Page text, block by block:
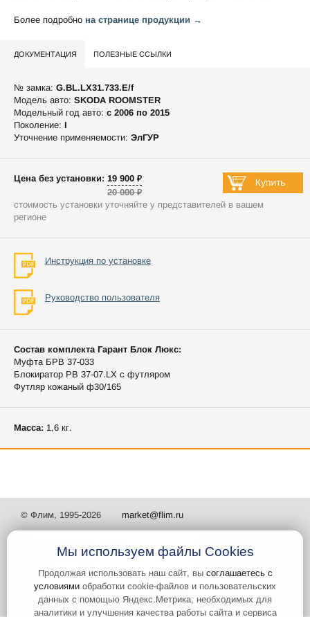
Более подробно на странице продукции →
ДОКУМЕНТАЦИЯ ПОЛЕЗНЫЕ ССЫЛКИ
№ замка: G.BL.LX31.733.E/f
Модель авто: SKODA ROOMSTER
Модельный год авто: c 2006 по 2015
Поколение: I
Уточнение применяемости: ЭлГУР
Цена без установки: 19 900 ₽
20 000 ₽
стоимость установки уточняйте у представителей в вашем
регионе
Инструкция по установке
Руководство пользователя
Состав комплекта Гарант Блок Люкс:
Муфта БРВ 37-033
Блокиратор РВ 37-07.LX с футляром
Футляр кожаный ф30/165
Масса: 1,6 кг.
© Флим, 1995-2026 market@flim.ru
Задать вопрос Контакты
Мы используем файлы Cookies
Продолжая использовать наш сайт, вы соглашаетесь с
условиями обработки cookie-файлов и пользовательских
данных с помощью Яндекс.Метрика, необходимых для
аналитики и улучшения качества работы сайта и сервиса